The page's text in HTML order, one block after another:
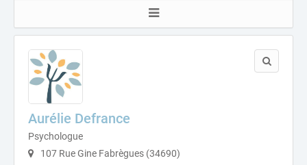
Aurélie Defrance
Psychologue
107 Rue Gine Fabrègues (34690)